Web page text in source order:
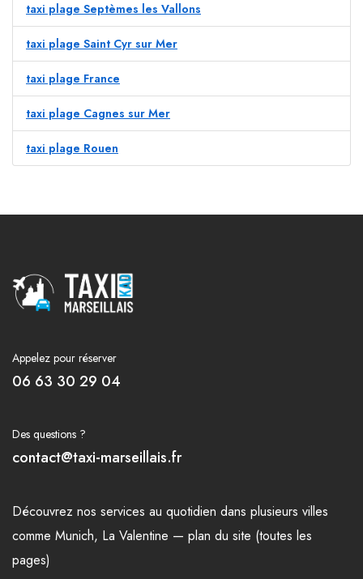
taxi plage Septèmes les Vallons
taxi plage Saint Cyr sur Mer
taxi plage France
taxi plage Cagnes sur Mer
taxi plage Rouen
Appelez pour réserver
06 63 30 29 04
Des questions ?
contact@taxi-marseillais.fr
Découvrez nos services au quotidien dans plusieurs villes
comme Munich, La Valentine — plan du site (toutes les
pages)